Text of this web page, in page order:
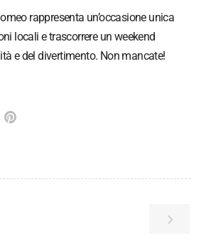
rappresenta un’occasione unica
locali e trascorrere un weekend
e del divertimento. Non mancate!